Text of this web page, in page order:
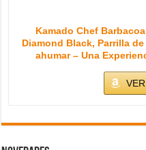
Kamado Chef
Diamond Black, Parrilla
ahumar – Una